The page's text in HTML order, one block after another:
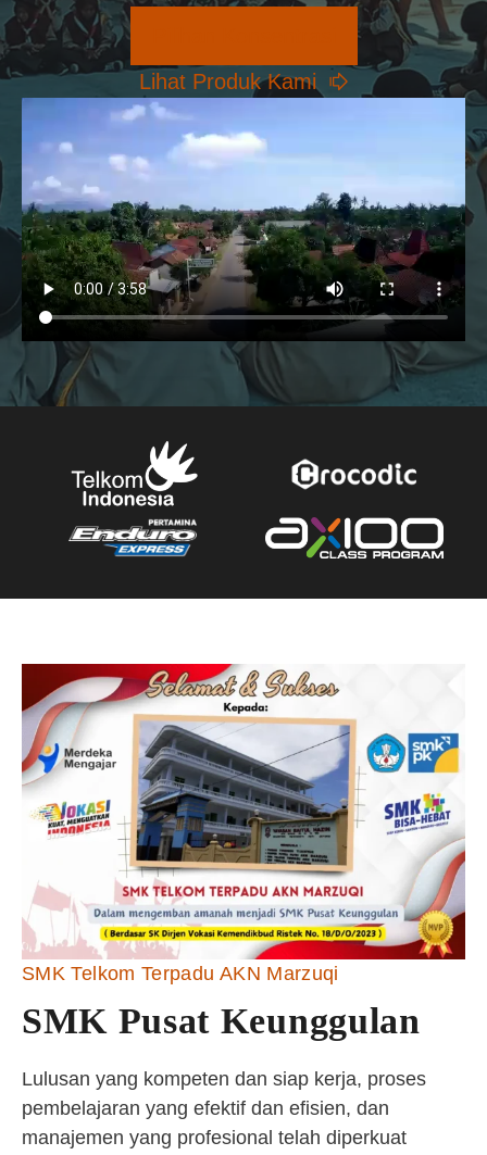
Lihat Produk Kami
SMK Telkom Terpadu AKN Marzuqi
SMK Pusat Keunggulan
Lulusan yang kompeten dan siap kerja, proses
pembelajaran yang efektif dan efisien, dan
manajemen yang profesional telah diperkuat